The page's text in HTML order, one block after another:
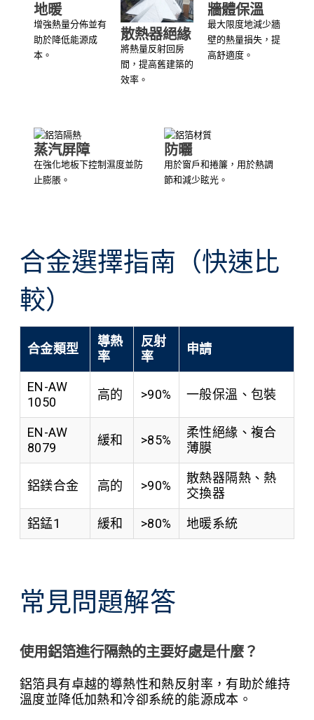
地暖
增強熱量分佈並有
助於降低能源成
本。
散熱器絕緣
將熱量反射回房
間，提高舊建築的
效率。
牆體保溫
最大限度地減少牆
壁的熱量損失，提
高舒適度。
蒸汽屏障
在強化地板下控制濕度並防
止膨脹。
防曬
用於窗戶和捲簾，用於熱調
節和減少眩光。
合金選擇指南（快速比
較）
合金類型
導熱
率
反射
率
申請
EN-AW
1050
高的 >90% 一般保溫、包裝
EN-AW
8079
緩和 >85%
柔性絕緣、複合
薄膜
鋁鎂合金 高的 >90%
散熱器隔熱、熱
交換器
鋁錳1 緩和 >80% 地暖系統
常見問題解答
使用鋁箔進行隔熱的主要好處是什麼？
鋁箔具有卓越的導熱性和熱反射率，有助於維持
溫度並降低加熱和冷卻系統的能源成本。